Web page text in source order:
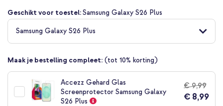
de
afbeeldingen-
gallerij
Geschikt voor toestel:Samsung Galaxy S26 Plus
Samsung Galaxy S26 Plus
Maak je bestelling compleet: (tot 10% korting)
Accezz Gehard Glas
Screenprotector Samsung Galaxy
S26 Plus
€ 9,99
€ 8,99